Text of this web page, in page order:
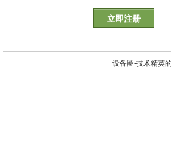
立即注册
设备圈-技术精英